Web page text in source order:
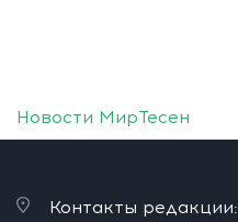
Новости МирТесен
Контакты редакции: